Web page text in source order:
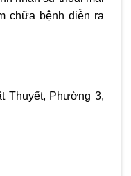
chữa bệnh diễn ra
Thuyết, Phường 3,